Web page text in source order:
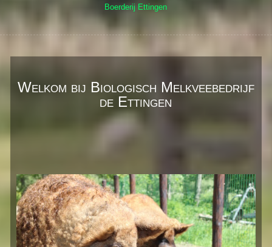
Boerderij Ettingen
Welkom bij Biologisch Melkveebedrijf
de Ettingen